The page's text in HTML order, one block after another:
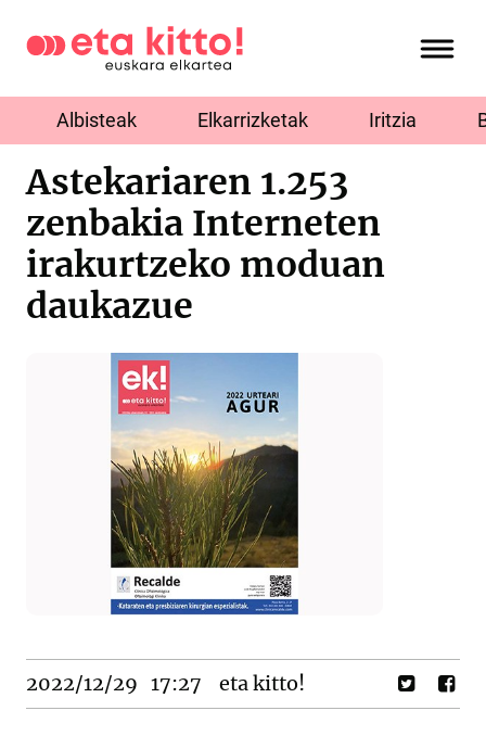
Albisteak Elkarrizketak Iritzia
Astekariaren 1.253
zenbakia Interneten
irakurtzeko moduan
daukazue
2022/12/29 17:27 eta kitto!